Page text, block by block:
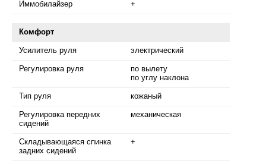
Иммобилайзер +
Комфорт
Усилитель руля электрический
Регулировка руля
по вылету
по углу наклона
Тип руля кожаный
Регулировка передних
сидений
механическая
Складывающаяся спинка
задних сидений
+